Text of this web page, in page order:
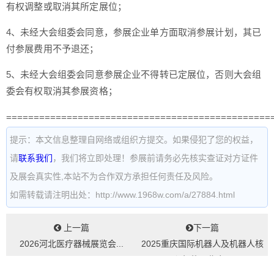
有权调整或取消其所定展位；
4、未经大会组委会同意，参展企业单方面取消参展计划，其已
付参展费用不予退还；
5、未经大会组委会同意参展企业不得转已定展位，否则大会组
委会有权取消其参展资格；
提示：本文信息整理自网络或组织方提交。如果侵犯了您的权益，
请联系我们 ，我们将立即处理！参展前请务必先核实查证对方证件
及展会真实性,本站不为合作双方承担任何责任及风险。
如需转载请注明出处：http://www.1968w.com/a/27884.html
上一篇
2026河北医疗器械展览会...
下一篇
2025重庆国际机器人及机器人核